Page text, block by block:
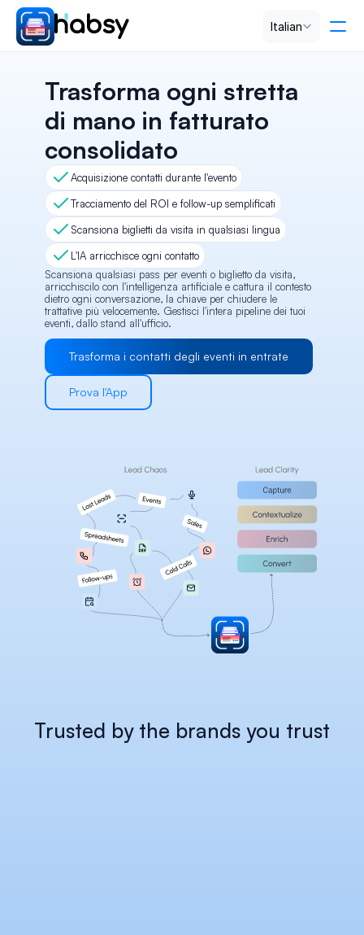
Italian
PRODUCT
Design
Content
Publish
RESOURCES
Careers
Trasforma ogni stretta
di mano in fatturato
consolidato
Acquisizione contatti durante l'evento
Tracciamento del ROI e follow-up semplificati
Scansiona biglietti da visita in qualsiasi lingua
L'IA arricchisce ogni contatto
Scansiona qualsiasi pass per eventi o biglietto da visita,
arricchiscilo con l'intelligenza artificiale e cattura il contesto
dietro ogni conversazione, la chiave per chiudere le
trattative più velocemente. Gestisci l'intera pipeline dei tuoi
eventi, dallo stand all'ufficio.
Trasforma i contatti degli eventi in entrate
Prova l'App
Trusted by the brands you trust